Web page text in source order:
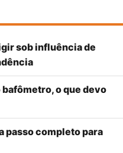
sob influência de
o que devo
passo completo para